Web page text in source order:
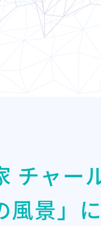
チャー
風景」